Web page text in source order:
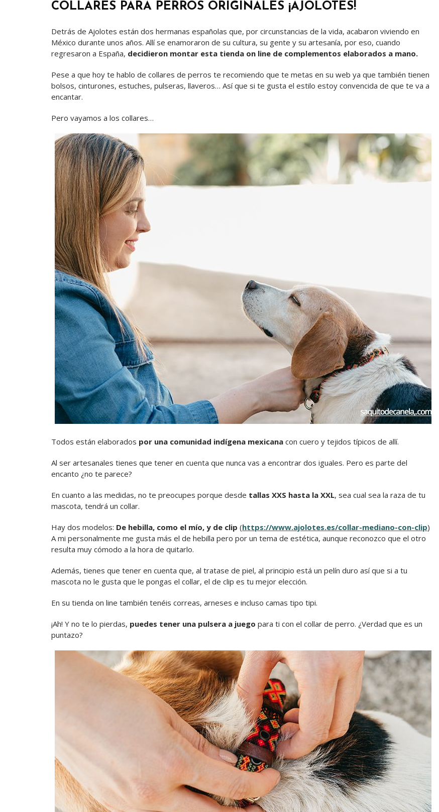
COLLARES PARA PERROS ORIGINALES ¡AJOLOTES!
Detrás de Ajolotes están dos hermanas españolas que, por circunstancias de la vida, acabaron viviendo en
México durante unos años. Allí se enamoraron de su cultura, su gente y su artesanía, por eso, cuando
regresaron a España, decidieron montar esta tienda on line de complementos elaborados a mano.
Pese a que hoy te hablo de collares de perros te recomiendo que te metas en su web ya que también tienen
bolsos, cinturones, estuches, pulseras, llaveros… Así que si te gusta el estilo estoy convencida de que te va a
encantar.
Pero vayamos a los collares…
Todos están elaborados por una comunidad indígena mexicana con cuero y tejidos típicos de allí.
Al ser artesanales tienes que tener en cuenta que nunca vas a encontrar dos iguales. Pero es parte del
encanto ¿no te parece?
En cuanto a las medidas, no te preocupes porque desde tallas XXS hasta la XXL, sea cual sea la raza de tu
mascota, tendrá un collar.
Hay dos modelos: De hebilla, como el mío, y de clip (https://www.ajolotes.es/collar-mediano-con-clip)
A mi personalmente me gusta más el de hebilla pero por un tema de estética, aunque reconozco que el otro
resulta muy cómodo a la hora de quitarlo.
Además, tienes que tener en cuenta que, al tratase de piel, al principio está un pelín duro así que si a tu
mascota no le gusta que le pongas el collar, el de clip es tu mejor elección.
En su tienda on line también tenéis correas, arneses e incluso camas tipo tipi.
¡Ah! Y no te lo pierdas, puedes tener una pulsera a juego para ti con el collar de perro. ¿Verdad que es un
puntazo?